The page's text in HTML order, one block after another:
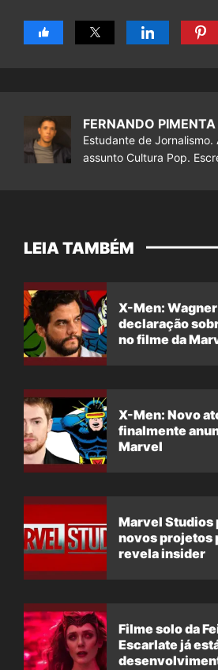
FERNANDO PIMENTA
Estudante de Jornalismo.
assunto Cultura Pop.
LEIA TAMBÉM
X-Men: Wagner
declaração
no filme da
X-Men: Novo
finalmente
Marvel
Marvel Studios
novos projetos
revela insider
Filme solo da
Escarlate já